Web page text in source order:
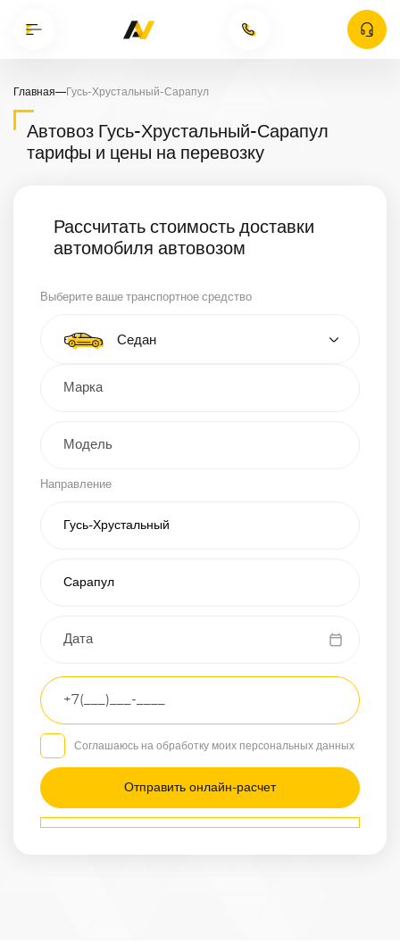
Главная—Гусь-Хрустальный-Сарапул
Автовоз Гусь-Хрустальный-Сарапул
тарифы и цены на перевозку
Рассчитать стоимость доставки
автомобиля автовозом
Выберите ваше транспортное средство
Тип автомобиля
Седан
Кроссовер
Грузовой
Другое
Направление
Транспортное
средство
Седан
/
Маршрут
Гусь-
Соглашаюсь на обработку моих персональных данных